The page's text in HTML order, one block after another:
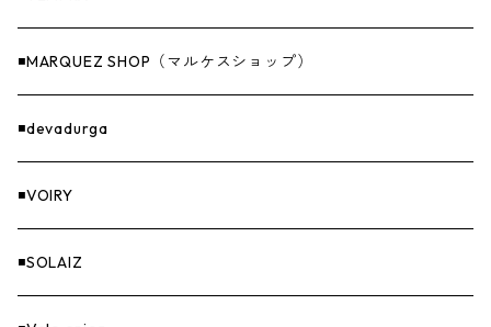
燃料
GOODS
◾️MARQUEZ SHOP（マルケスショップ）
◾️devadurga
◾️VOIRY
◾️SOLAIZ